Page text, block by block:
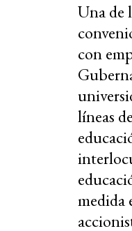
Una de
con
líneas
medida